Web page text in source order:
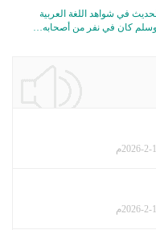
في شواهد اللغة العربية
كان في نفر من أصحابه…